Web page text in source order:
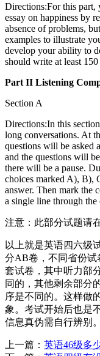
Directions:For this part,
essay on happiness by
absence of problems,
examples to illustrate
develop your ability to
should write at least
Part II Listening
Section A
Directions:In this
long conversations. At
questions will be asked
and the questions will
there will be a pause.
choices marked A), B),
answer. Then mark the
a single line through the
注意：此部分试题请
以上就是英语四六级
分AB卷，不同省份试
套试卷，其中听力部
同的，其他剩余部分
序是不同的。这样做
象。考试开始后也是
信息真伪需自行辨别
上一篇： 英语46级多